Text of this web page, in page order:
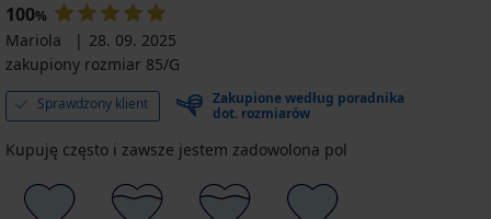
100%
Mariola
28. 09. 2025
zakupiony rozmiar 85/G
Sprawdzony klient
Zakupione według poradnika
dot. rozmiarów
Kupuję często i zawsze jestem zadowolona pol